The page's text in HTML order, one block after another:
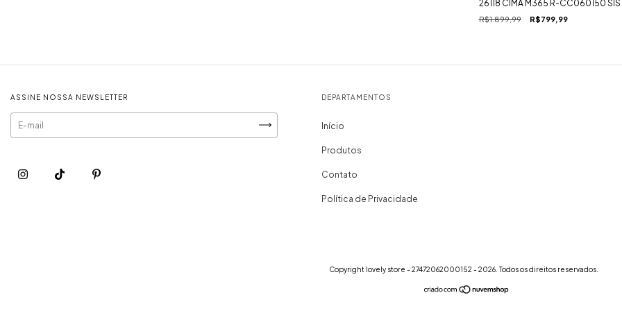
26118 CIMA M365 R-CC060150
R$1.899,99 R$799,99
ASSINE NOSSA NEWSLETTER DEPARTAMENTOS
Início
Produtos
Contato
Política de Privacidade
Copyright lovely store - 27472062000152 - 2026. Todos os direitos reservados.